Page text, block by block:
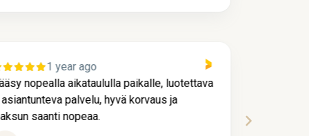
1 year ago
nopealla aikataululla paikalle, luotettava
asiantunteva palvelu, hyvä korvaus ja
saanti nopeaa.